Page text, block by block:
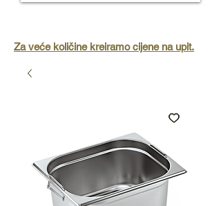
Za veće količine kreiramo cijene na upit.